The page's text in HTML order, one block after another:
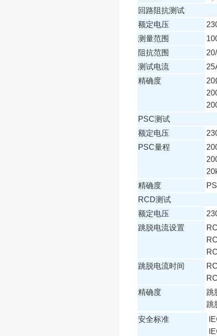
回路阻抗测试
额定电压
测量范围
阻抗范围
测试电流
精确度
PSC测试
额定电压
PSC量程
精确度
RCD测试
额定电压
跳脱电流设置
跳脱电流时间
精确度
跳
跳
安全标准